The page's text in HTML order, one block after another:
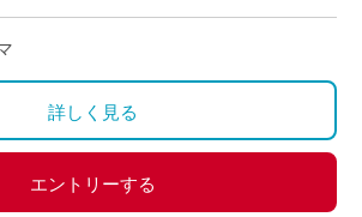
詳しく見る
エントリーする